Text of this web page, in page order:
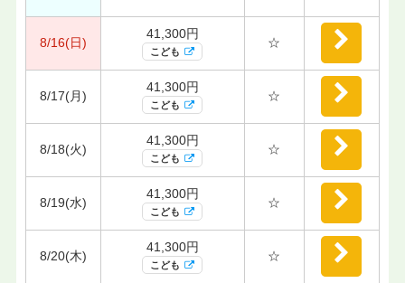
8/16(日)
41,300円
こども
☆
8/17(月)
41,300円
こども
☆
8/18(火)
41,300円
こども
☆
8/19(水)
41,300円
こども
☆
8/20(木)
41,300円
こども
☆